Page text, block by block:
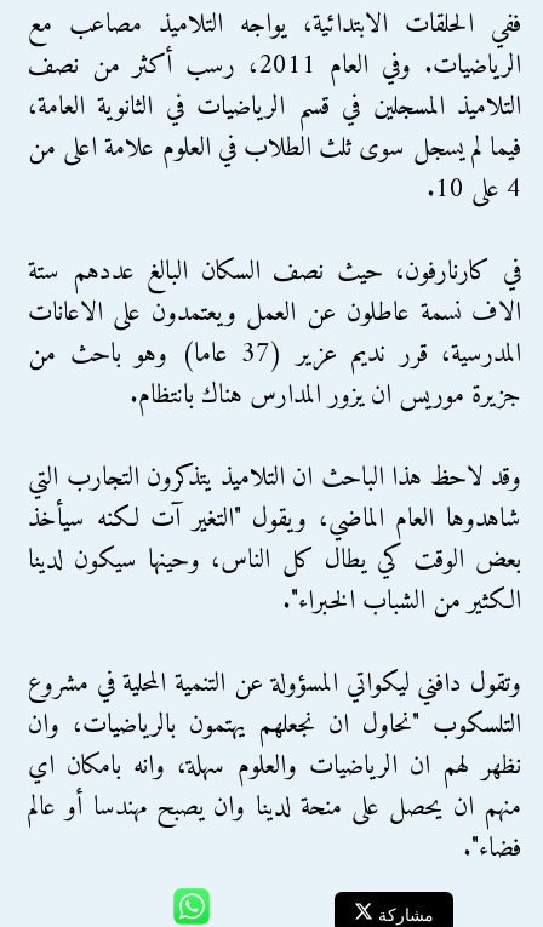
ففي الحلقات الابتدائية، يواجه التلاميذ مصاعب مع
الرياضيات. وفي العام 2011، رسب أكثر من نصف
التلاميذ المسجلين في قسم الرياضيات في الثانوية العامة،
فيما لم يسجل سوى ثلث الطلاب في العلوم علامة اعلى من
4 على 10.
في كارنارفون، حيث نصف السكان البالغ عددهم ستة
الاف نسمة عاطلون عن العمل ويعتمدون على الاعانات
المدرسية، قرر نديم عزير (37 عاما) وهو باحث من
جزيرة موريس ان يزور المدارس هناك بانتظام.
وقد لاحظ هذا الباحث ان التلاميذ يتذكرون التجارب التي
شاهدوها العام الماضي، ويقول "التغير آت لكنه سيأخذ
بعض الوقت كي يطال كل الناس، وحينها سيكون لدينا
الكثير من الشباب الخبراء".
وتقول دافني ليكواتي المسؤولة عن التنمية المحلية في مشروع
التلسكوب "نحاول ان نجعلهم يهتمون بالرياضيات، وان
نظهر لهم ان الرياضيات والعلوم سهلة، وانه بامكان اي
منهم ان يحصل على منحة لدينا وان يصبح مهندسا أو عالم
فضاء".
مشاركة